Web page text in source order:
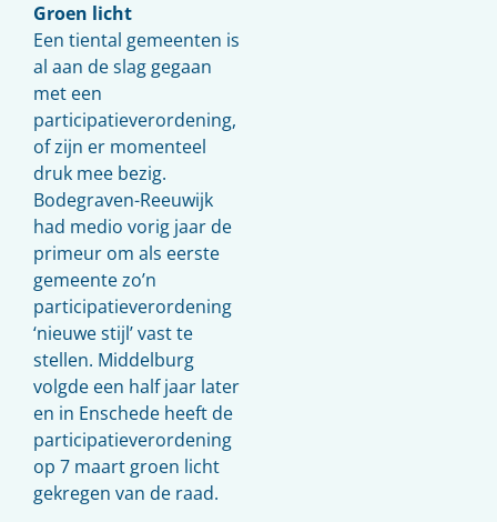
Groen licht
Een tiental gemeenten is
al aan de slag gegaan
met een
participatieverordening,
of zijn er momenteel
druk mee bezig.
Bodegraven-Reeuwijk
had medio vorig jaar de
primeur om als eerste
gemeente zo’n
participatieverordening
‘nieuwe stijl’ vast te
stellen. Middelburg
volgde een half jaar later
en in Enschede heeft de
participatieverordening
op 7 maart groen licht
gekregen van de raad.